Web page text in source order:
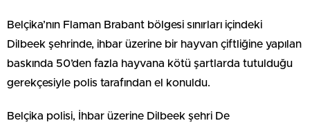
Belçika’nın Flaman Brabant bölgesi sınırları içindeki
Dilbeek şehrinde, ihbar üzerine bir hayvan çiftliğine yapılan
baskında 50’den fazla hayvana kötü şartlarda tutulduğu
gerekçesiyle polis tarafından el konuldu.
Belçika polisi, İhbar üzerine Dilbeek şehri De